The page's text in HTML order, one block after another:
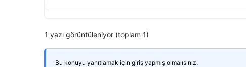
1 yazı görüntüleniyor (toplam 1)
Bu konuyu yanıtlamak için giriş yapmış olmalısınız.